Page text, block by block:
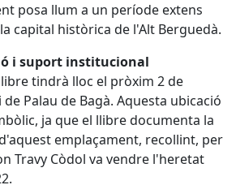
posa llum a un període extens
capital històrica de l'Alt Berguedà.
i suport institucional
tindrà lloc el pròxim 2 de
Palau de Bagà. Aquesta ubicació
ja que el llibre documenta la
emplaçament, recollint, per
Travy Còdol va vendre l'heretat